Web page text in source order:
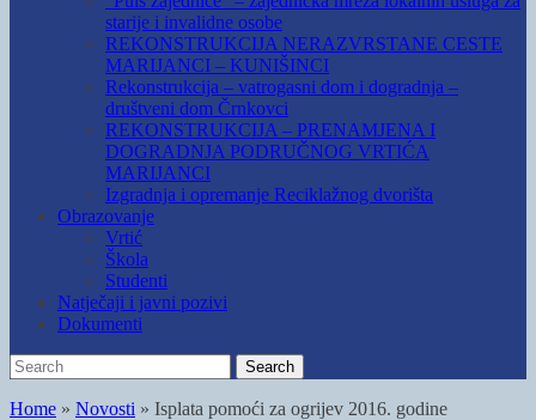
starije i invalidne osobe
REKONSTRUKCIJA NERAZVRSTANE CESTE
MARIJANCI – KUNIŠINCI
Rekonstrukcija – vatrogasni dom i dogradnja –
društveni dom Črnkovci
REKONSTRUKCIJA – PRENAMJENA I
DOGRADNJA PODRUČNOG VRTIĆA
MARIJANCI
Izgradnja i opremanje Reciklažnog dvorišta
Obrazovanje
Vrtić
Škola
Studenti
Natječaji i javni pozivi
Dokumenti
Search
for:
Search
Home » Novosti » Isplata pomoći za ogrijev 2016. godine